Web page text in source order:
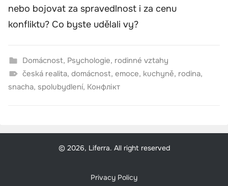
nebo bojovat za spravedlnost i za cenu
konfliktu? Co byste udělali vy?
Domácnost, Psychologie, rodinné vztahy
česká realita, domácnost, emoce, kuchyně, rodina,
snacha, spolubydlení, Конфлікт
© 2026, Liferra. All right reserved
Privacy Policy